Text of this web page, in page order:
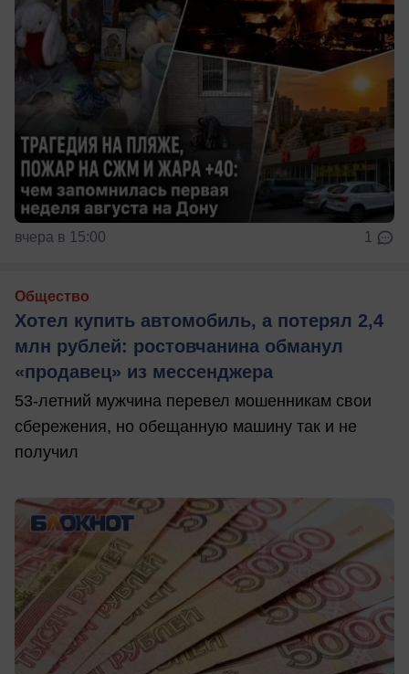
вчера в 15:00 1
Общество
Хотел купить автомобиль, а потерял 2,4
млн рублей: ростовчанина обманул
«продавец» из мессенджера
53-летний мужчина перевел мошенникам свои
сбережения, но обещанную машину так и не
получил